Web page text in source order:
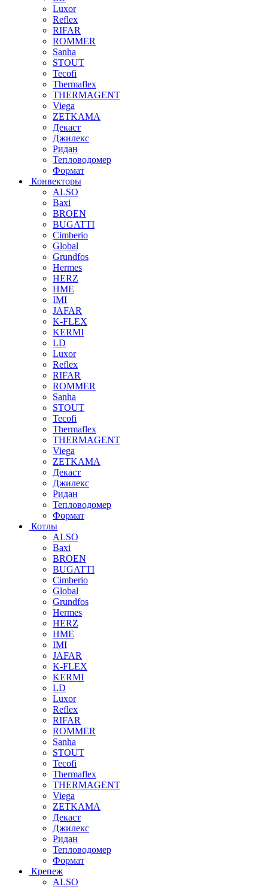
Luxor
Reflex
RIFAR
ROMMER
Sanha
STOUT
Tecofi
Thermaflex
THERMAGENT
Viega
ZETKAMA
Декаст
Джилекс
Ридан
Тепловодомер
Формат
Конвекторы
ALSO
Baxi
BROEN
BUGATTI
Cimberio
Global
Grundfos
Hermes
HERZ
HME
IMI
JAFAR
K-FLEX
KERMI
LD
Luxor
Reflex
RIFAR
ROMMER
Sanha
STOUT
Tecofi
Thermaflex
THERMAGENT
Viega
ZETKAMA
Декаст
Джилекс
Ридан
Тепловодомер
Формат
Котлы
ALSO
Baxi
BROEN
BUGATTI
Cimberio
Global
Grundfos
Hermes
HERZ
HME
IMI
JAFAR
K-FLEX
KERMI
LD
Luxor
Reflex
RIFAR
ROMMER
Sanha
STOUT
Tecofi
Thermaflex
THERMAGENT
Viega
ZETKAMA
Декаст
Джилекс
Ридан
Тепловодомер
Формат
Крепеж
ALSO